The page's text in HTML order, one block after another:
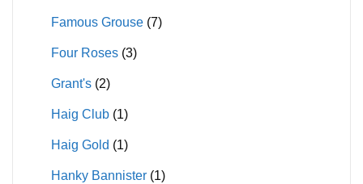
Famous Grouse (7)
Four Roses (3)
Grant's (2)
Haig Club (1)
Haig Gold (1)
Hanky Bannister (1)